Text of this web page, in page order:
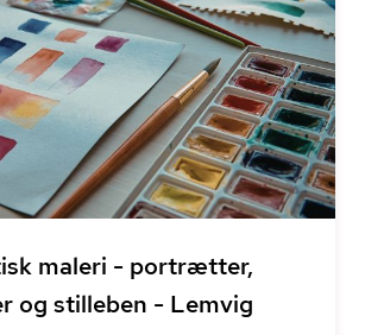
maleri - portrætter,
og stilleben - Lemvig